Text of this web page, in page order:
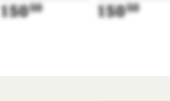
15050 15050